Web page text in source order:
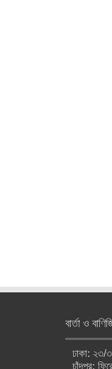
বার্তা ও
ঢাকা: ২৩/
চাঁদপুর: